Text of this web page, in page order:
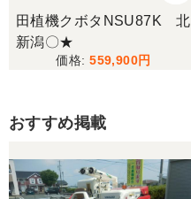
田植機クボタNSU87K 北
新潟〇★
559,900
おすすめ掲載